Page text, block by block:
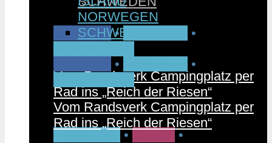
CAMPEN •
•
Vom Randsverk Campingplatz per
Rad ins „Reich der Riesen“
FINNLAND • MUSIK •
NORWEGEN
SCHWEDEN
•
•
Vom Randsverk Campingplatz per
Rad ins „Reich der Riesen“